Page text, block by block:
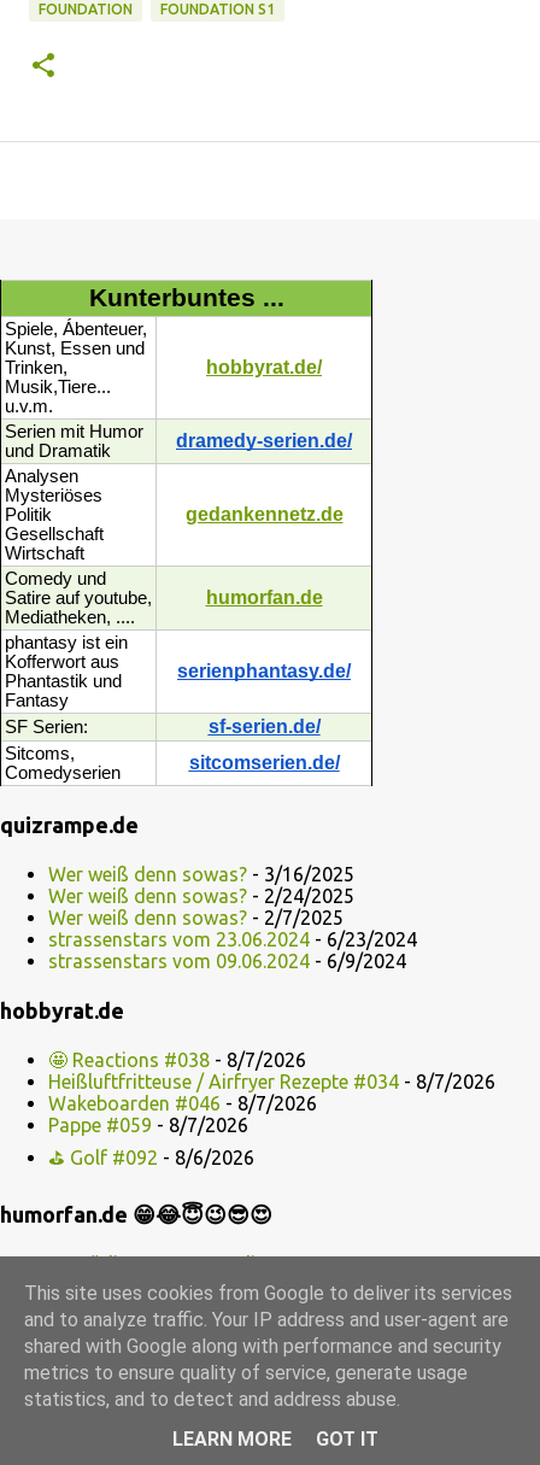
FOUNDATION FOUNDATION S1
Kunterbuntes ...
Spiele, Ábenteuer,
Kunst, Essen und
Trinken,
Musik,Tiere...
u.v.m.
hobbyrat.de/
Serien mit Humor
und Dramatik
dramedy-serien.de/
Analysen
Mysteriöses
Politik
Gesellschaft
Wirtschaft
gedankennetz.de
Comedy und
Satire auf youtube,
Mediatheken, ....
humorfan.de
phantasy ist ein
Kofferwort aus
Phantastik und
Fantasy
serienphantasy.de/
SF Serien: sf-serien.de/
Sitcoms,
Comedyserien
sitcomserien.de/
quizrampe.de
Wer weiß denn sowas? - 3/16/2025
Wer weiß denn sowas? - 2/24/2025
Wer weiß denn sowas? - 2/7/2025
strassenstars vom 23.06.2024 - 6/23/2024
strassenstars vom 09.06.2024 - 6/9/2024
hobbyrat.de
🤩 Reactions #038 - 8/7/2026
Heißluftfritteuse / Airfryer Rezepte #034 - 8/7/2026
Wakeboarden #046 - 8/7/2026
Pappe #059 - 8/7/2026
⛳ Golf #092 - 8/6/2026
humorfan.de 😁😂😇😉😎😍
Komödianten + Comediennes #111
Komödianten + Comediennes #110
Komödianten + Comediennes #109
Komödianten + Comediennes #108
Komödianten + Comediennes #107
B C D Der Die E F G H I J
N
O P Q R S T The U V
W X Y
This site uses cookies from Google to deliver its services
and to analyze traffic. Your IP address and user-agent are
shared with Google along with performance and security
metrics to ensure quality of service, generate usage
statistics, and to detect and address abuse.
LEARN MORE
GOT IT